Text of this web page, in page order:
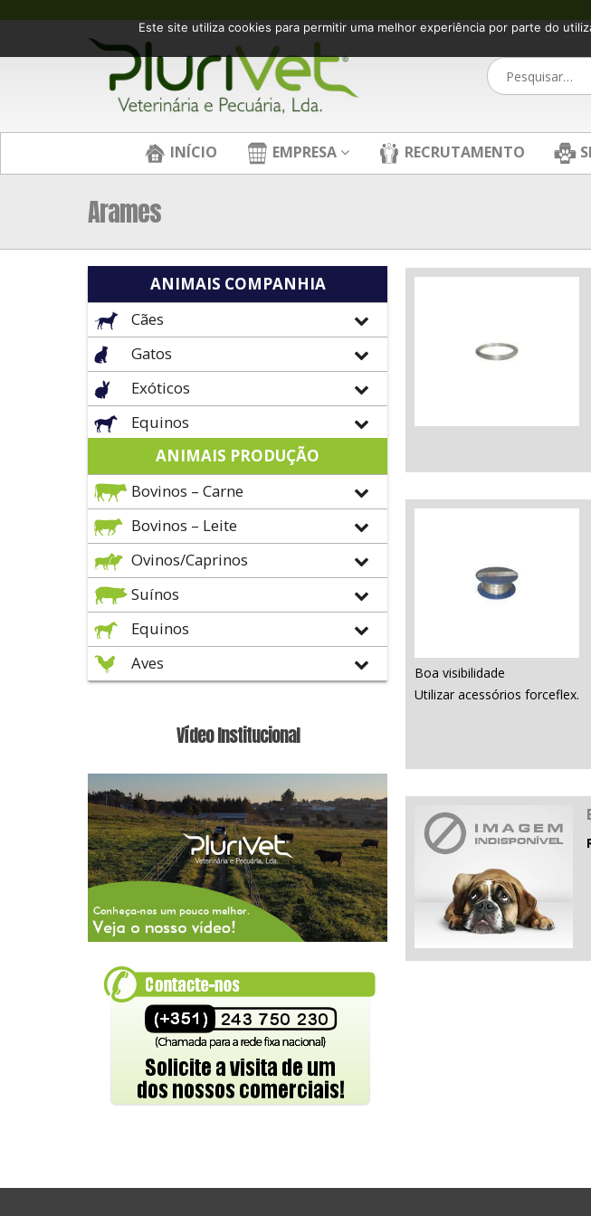
INÍCIO EMPRESA RECRUTAMENTO
Arames
Boa visibilidade
Utilizar acessórios forceflex.
ANIMAIS COMPANHIA
Cães
Gatos
Exóticos
Equinos
ANIMAIS PRODUÇÃO
Bovinos – Carne
Bovinos – Leite
Ovinos/Caprinos
Suínos
Equinos
Aves
Vídeo Institucional
Este site utiliza cookies para permitir uma melhor experiência por parte do